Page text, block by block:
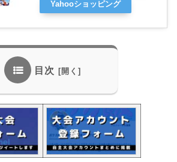
Yahooショッピング
目次